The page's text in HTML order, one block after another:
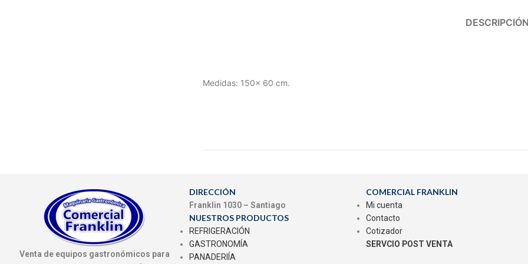
Medidas: 150x 60 cm.
Venta de equipos gastronómicos para
DIRECCIÓN
Franklin 1030 – Santiago
NUESTROS PRODUCTOS
REFRIGERACIÓN
GASTRONOMÍA
PANADERIÍA
COMERCIAL FRANKLIN
Mi cuenta
Contacto
Cotizador
SERVCIO POST VENTA